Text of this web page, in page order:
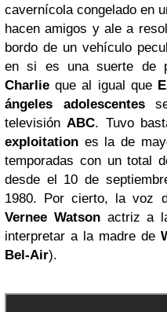
cavernícola congelado en
hacen amigos y ale a
bordo de un vehículo
en si es una suerte de
Charlie que al igual que
ángeles adolescentesse
televisiónABC. Tuvo
exploitation es la de
temporadas con un total
desde el 10 de
1980. Por cierto, la voz
Vernee Watsonactriz a
interpretar a la madre de
Bel-Air).